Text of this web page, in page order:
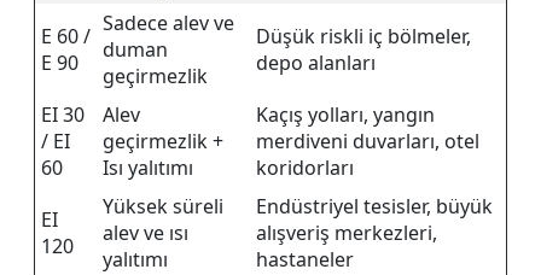
E 60 /
E 90
Sadece alev ve
duman
geçirmezlik
Düşük riskli iç bölmeler,
depo alanları
EI 30
/ EI
60
Alev
geçirmezlik +
Isı yalıtımı
Kaçış yolları, yangın
merdiveni duvarları, otel
koridorları
EI
120
Yüksek süreli
alev ve ısı
yalıtımı
Endüstriyel tesisler, büyük
alışveriş merkezleri,
hastaneler